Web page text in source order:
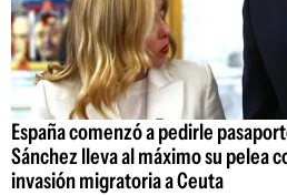
España comenzó a pedirle
Sánchez lleva al máximo su pelea
invasión migratoria a Ceuta